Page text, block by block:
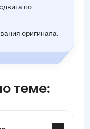
по
оригинала.
теме: